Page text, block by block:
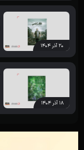
۲۰ آذر ۱۴۰۴
۱۸ آذر ۱۴۰۴